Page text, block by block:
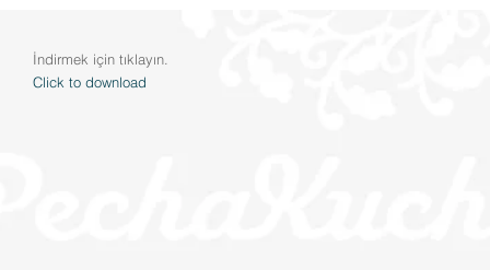
İndirmek için tıklayın.
Click to download